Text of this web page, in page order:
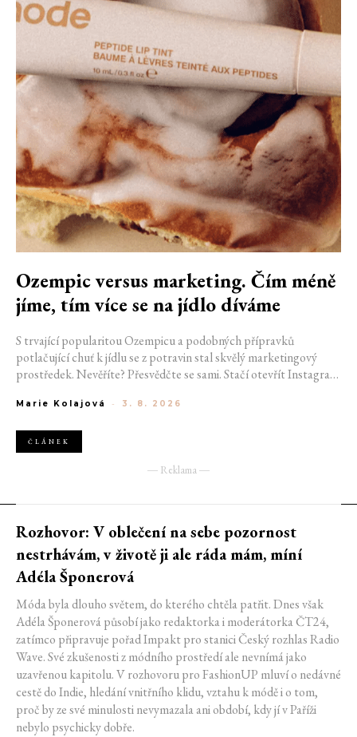
Ozempic versus marketing. Čím méně
jíme, tím více se na jídlo díváme
S trvající popularitou Ozempicu a podobných přípravků
potlačující chuť k jídlu se z potravin stal skvělý marketingový
prostředek. Nevěříte? Přesvědčte se sami. Stačí otevřít Instagram
máslový croissant, miska plná šťavnatých jahod nebo dokonale
aspirujeme?
Marie Kolajová - 3. 8. 2026
ČLÁNEK
― Reklama ―
Rozhovor: V oblečení na sebe pozornost
nestrhávám, v životě ji ale ráda mám, míní
Adéla Šponerová
Móda byla dlouho světem, do kterého chtěla patřit. Dnes však
Adéla Šponerová působí jako redaktorka i moderátorka ČT24,
zatímco připravuje pořad Impakt pro stanici Český rozhlas Radio
Wave. Své zkušenosti z módního prostředí ale nevnímá jako
uzavřenou kapitolu. V rozhovoru pro FashionUP mluví o nedávné
cestě do Indie, hledání vnitřního klidu, vztahu k módě i o tom,
proč by ze své minulosti nevymazala ani období, kdy jí v Paříži
nebylo psychicky dobře.